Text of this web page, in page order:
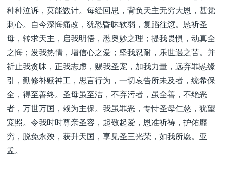
种种泣诉，莫能数计。每经回思，背负天主无穷大恩，甚觉
刺心。自今深悔痛改，犹恐昏昧软弱，复蹈往愆。恳祈圣
母，转求天主，启我明悟，悉奥妙之理；提我畏惧，动真全
之悔；发我热情，增信心之爱；坚我忍耐，乐世遇之苦。并
祈止我贪昧，正我志虑，赐我圣宠，加我力量，远弃罪慝缘
引，勤修补赎神工，思言行为，一切哀告所未及者，统希保
全，得至善终。圣母虽至洁，不弃污者，虽全善，不绝恶
者，万世万国，赖为主保。我虽罪恶，专恃圣母仁慈，犹望
宠照。令我时时尊亲圣容，起敬起爱，恩准祈祷，护佑靡
穷，脱免永殃，获升天国，享见圣三光荣，如我所愿。亚
孟。